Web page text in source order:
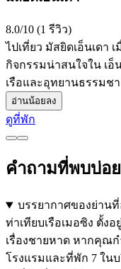
8.0/10 (1 รีวิว)
ไปเที่ยว มัสยิดเอ็นเดา
กิจกรรมน่าสนใจใน เอ็
เรือและอุทยานธรรมช
อ่านน้อยลง
ดูที่พัก
คำถามที่พบบ่อย
บรรยากาศของย่านที่
ท่าเทียบเรือเมอซิง ตั้ง
เรื่องชายหาด หากคุณ
โรงแรมและที่พัก 7 ในบ